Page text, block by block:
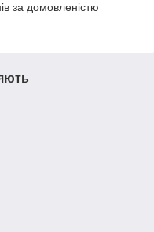
за домовленістю